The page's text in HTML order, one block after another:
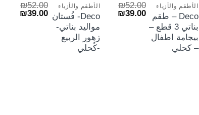
الأطقم والأزياء
Deco – طقم
بناتي 3 قطع –
بيجامة اطفال
– كحلي
₪52.00
السعر₪39.00
السعر
الحالي
الأطقم والأزياء
Deco- فُستان
مواليد بناتي-
زهور الربيع
-كُحلي
₪52.00
السعر₪39.00